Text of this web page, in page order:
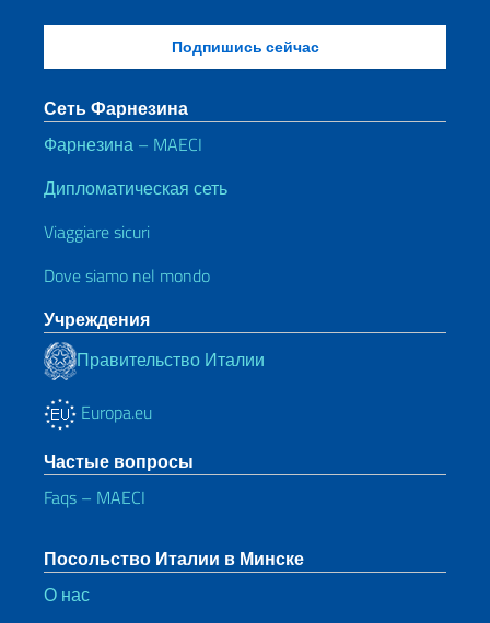
Сеть Фарнезина
Фарнезина – MAECI
Дипломатическая сеть
Viaggiare sicuri
Dove siamo nel mondo
Учреждения
Правительство Италии
Europa.eu
Частые вопросы
Faqs – MAECI
Посольство Италии в Минске
О нас